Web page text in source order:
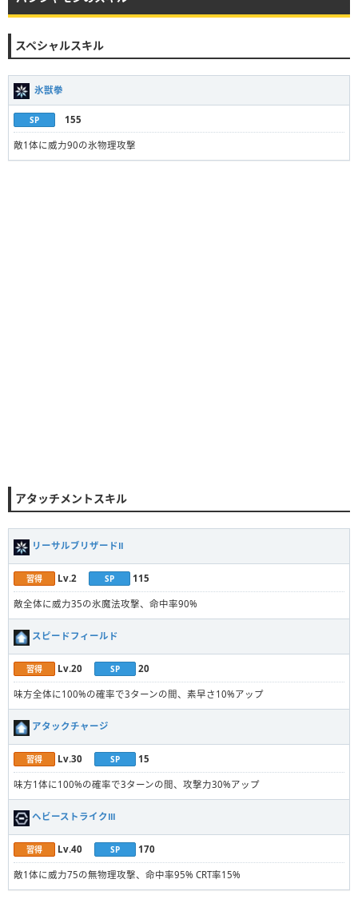
スペシャルスキル
氷獣拳
SP 155
敵1体に威力90の氷物理攻撃
アタッチメントスキル
リーサルブリザードⅡ
習得 Lv.2 SP 115
敵全体に威力35の氷魔法攻撃、命中率90%
スピードフィールド
習得 Lv.20 SP 20
味方全体に100%の確率で3ターンの間、素早さ10%アップ
アタックチャージ
習得 Lv.30 SP 15
味方1体に100%の確率で3ターンの間、攻撃力30%アップ
ヘビーストライクⅢ
習得 Lv.40 SP 170
敵1体に威力75の無物理攻撃、命中率95% CRT率15%